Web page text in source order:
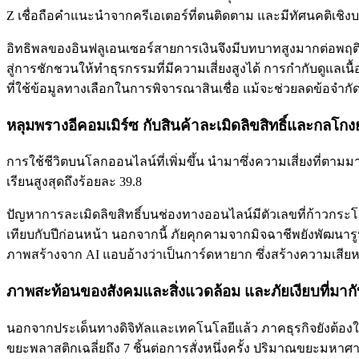
Z เชื่อถือคำแนะนำจากครีเอเตอร์ที่ตนติดตาม และมีทัศนคติเชิง
อิทธิพลของอินฟลูเอนเซอร์สายการเงินจึงมีบทบาทสูงมากต่อพ
สู่การชักชวนให้ทำธุรกรรมที่มีความเสี่ยงสูงได้ การกำกับดูแลเ
ที่ใช้ข้อมูลทางเลือกในการพิจารณาสินเชื่อ แม้จะช่วยลดข้อจำกั
หลุมพรางอีคอมเมิร์ซ กับสินค้าละเมิดลิขสิทธิ์และกลโก
การใช้ชีวิตบนโลกออนไลน์ที่เพิ่มขึ้น นำมาซึ่งความเสี่ยงที่ตามม
เรียนสูงสุดถึงร้อยละ 39.8
ปัญหาการละเมิดลิขสิทธิ์บนช่องทางออนไลน์มีตัวเลขที่ก้าวกระ
เทียบกับปีก่อนหน้า นอกจากนี้ ภัยคุกคามจากมิจฉาชีพยังพัฒนา
ภาพสร้างจาก AI แอบอ้างว่าเป็นการ์ดหายาก ซึ่งสร้างความเสีย
ภาพสะท้อนของสังคมและสิ่งแวดล้อม และภัยเงียบที่มา
นอกจากประเด็นทางดิจิทัลและเทคโนโลยีแล้ว ภาคธุรกิจยังต้อ
ขยะพลาสติกเฉลี่ยถึง 7 ชิ้นต่อการสั่งหนึ่งครั้ง ปริมาณขยะมหาศ